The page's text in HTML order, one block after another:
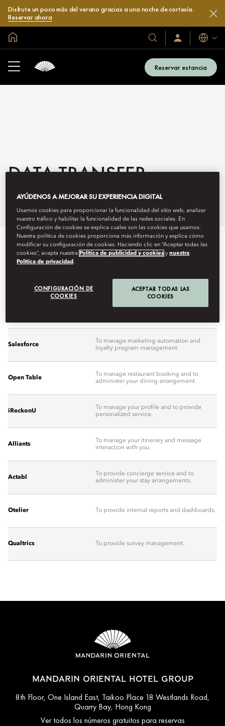
Disfrute un poco más del verano gracias a una noche de cortesía.
Reservar ahora
Nuestros
hoteles
y
resorts
Iniciar
sesión
ahora
Idiomas
Reservar estancia
DATA TRANSFER
OUTSIDE THE PRC
Salesforce
To manage marketing automation and
loyalty program management.
Open Table
To manage restaurant booking and to
administer your dining arrangement.
iReckonU
To manage your profile and to provide
personalized service.
Alliants
To manage your itinerary and message
interaction with you.
Actabl
To provide concierge service and to
administer your stay arrangements.
Otelier To provide internal reports and dashboards.
Qualtrics To provide survey management.
MANDARIN ORIENTAL HOTEL GROUP
8th Floor, One Island East, Taikoo Place 18 Westlands Road,
Quarry Bay, Hong Kong
Ver todos los números gratuitos para reservas
AYÚDENOS A MEJORAR SU EXPERIENCIA DIGITAL
Usamos cookies para proporcionar la funcionalidad del sitio web, analizar
nuestro tráfico y habilitar la funcionalidad de las redes sociales. En
Configuración de cookies se explica cuáles son las cookies que usamos.
Nuestra política de cookies proporciona más información y explica cómo
modificar su configuración de cookies. Haciendo clic en “Aceptar todas las
cookies”, acepta nuestra Política de publicidad y cookies ynuestra
Política de privacidad .
CONFIGURACIÓN DE
COOKIES
ACEPTAR TODAS LAS
COOKIES